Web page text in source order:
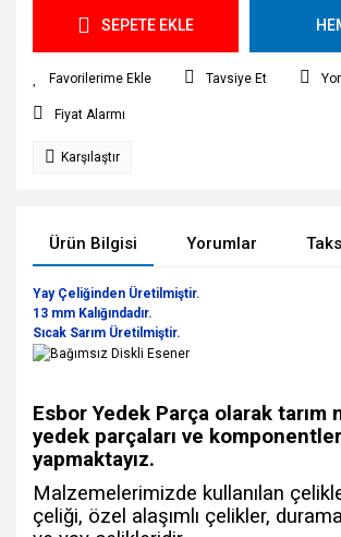
SEPETE EKLE
Tavsiye Et
Fiyat Alarmı
Karşılaştır
Ürün Bilgisi Yorumlar
Yay Çeliğinden Üretilmiştir.
13 mm Kalığındadır.
Sıcak Sarım Üretilmiştir.
Esbor Yedek Parça olarak tarım
yedek parçaları ve
yapmaktayız.
Malzemelerimizde kullanılan
çeliği, özel alaşımlı çelikler,